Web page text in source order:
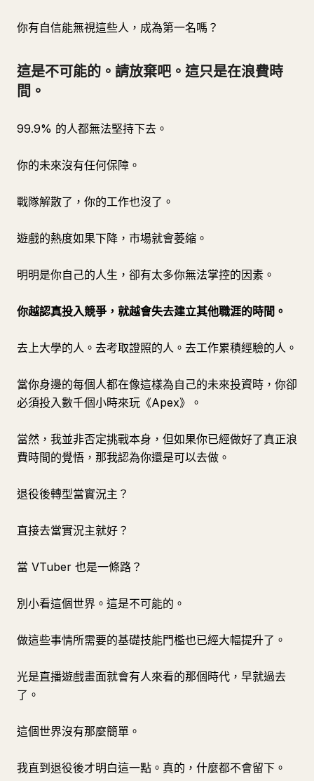
你有自信能無視這些人，成為第一名嗎？
這是不可能的。請放棄吧。這只是在浪費時
間。
99.9% 的人都無法堅持下去。
你的未來沒有任何保障。
戰隊解散了，你的工作也沒了。
遊戲的熱度如果下降，市場就會萎縮。
明明是你自己的人生，卻有太多你無法掌控的因素。
你越認真投入競爭，就越會失去建立其他職涯的時間。
去上大學的人。去考取證照的人。去工作累積經驗的人。
當你身邊的每個人都在像這樣為自己的未來投資時，你卻
必須投入數千個小時來玩《Apex》。
當然，我並非否定挑戰本身，但如果你已經做好了真正浪
費時間的覺悟，那我認為你還是可以去做。
退役後轉型當實況主？
直接去當實況主就好？
當 VTuber 也是一條路？
別小看這個世界。這是不可能的。
做這些事情所需要的基礎技能門檻也已經大幅提升了。
光是直播遊戲畫面就會有人來看的那個時代，早就過去
了。
這個世界沒有那麼簡單。
我直到退役後才明白這一點。真的，什麼都不會留下。